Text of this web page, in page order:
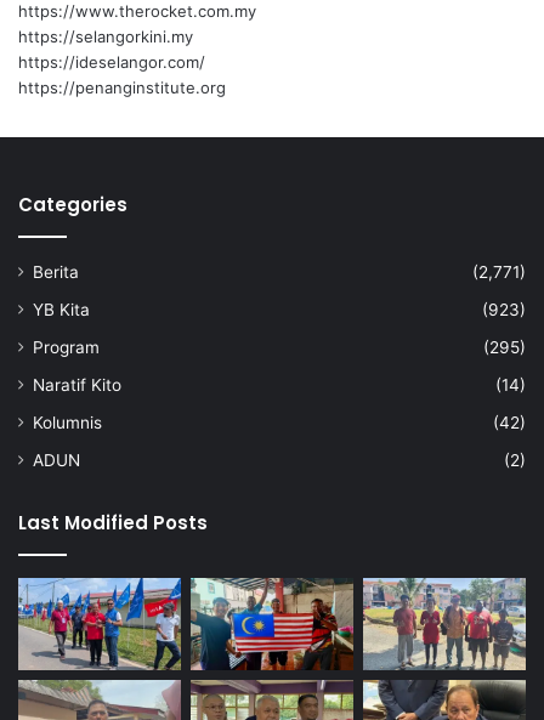
https://www.therocket.com.my
https://selangorkini.my
https://ideselangor.com/
https://penanginstitute.org
Categories
Berita
(2,771)
YB Kita
(923)
Program
(295)
Naratif Kito
(14)
Kolumnis
(42)
ADUN
(2)
Last Modified Posts